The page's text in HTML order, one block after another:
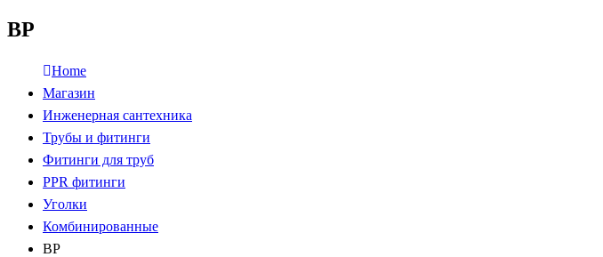
ВР
Home
Магазин
Инженерная сантехника
Трубы и фитинги
Фитинги для труб
PPR фитинги
Уголки
Комбинированные
ВР